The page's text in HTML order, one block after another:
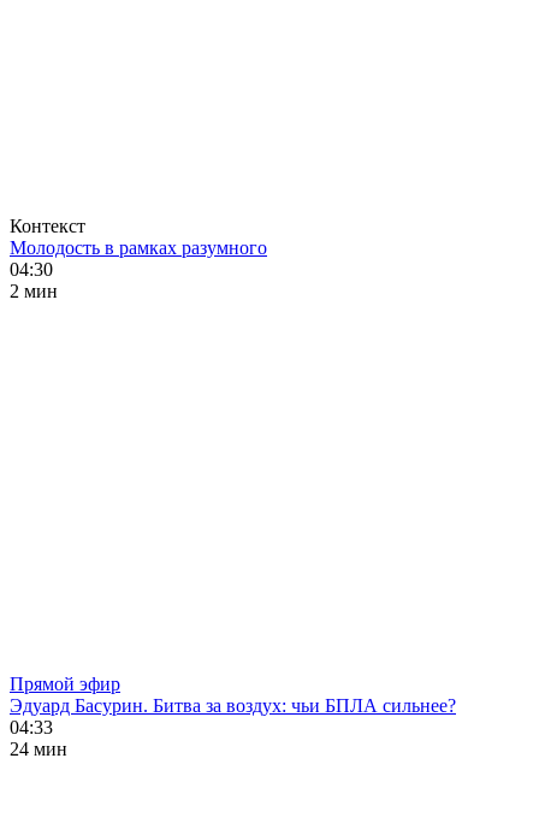
Контекст
Молодость в рамках разумного
04:30
2 мин
Прямой эфир
Эдуард Басурин. Битва за воздух: чьи БПЛА сильнее?
04:33
24 мин